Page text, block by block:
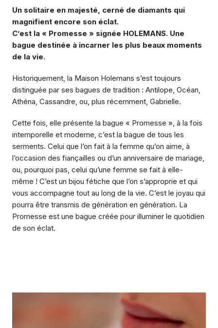
Un solitaire en majesté, cerné de diamants qui
magnifient encore son éclat.
C’est la « Promesse » signée HOLEMANS. Une
bague destinée à incarner les plus beaux moments
de la vie.
Historiquement, la Maison Holemans s’est toujours
distinguée par ses bagues de tradition : Antilope, Océan,
Athéna, Cassandre, ou, plus récemment, Gabrielle.
Cette fois, elle présente la bague « Promesse », à la fois
intemporelle et moderne, c’est la bague de tous les
serments. Celui que l’on fait à la femme qu’on aime, à
l’occasion des fiançailles ou d’un anniversaire de mariage,
ou, pourquoi pas, celui qu’une femme se fait à elle-
même ! C’est un bijou fétiche que l’on s’approprie et qui
vous accompagne tout au long de la vie. C’est le joyau qui
pourra être transmis de génération en génération. La
Promesse est une bague créée pour illuminer le quotidien
de son éclat.